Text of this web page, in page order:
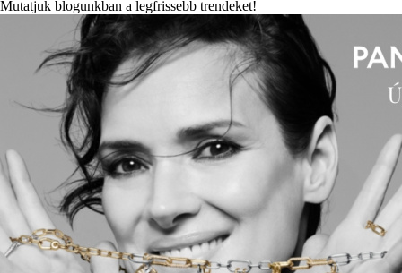
Mutatjuk blogunkban a legfrissebb trendeket!